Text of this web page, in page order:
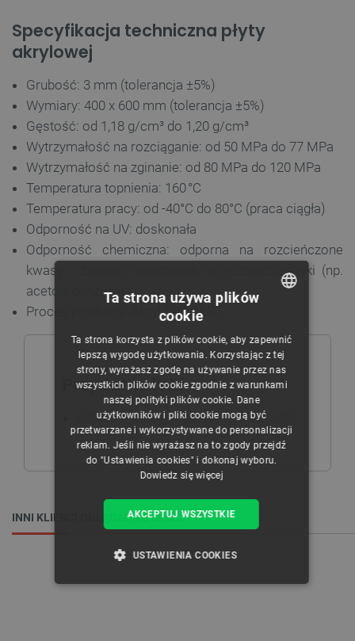
Specyfikacja techniczna płyty
akrylowej
Grubość: 3 mm (tolerancja ±5%)
Wymiary: 400 x 600 mm (tolerancja ±5%)
Gęstość: od 1,18 g/cm³ do 1,20 g/cm³
Wytrzymałość na rozciąganie: od 50 MPa do 77 MPa
Wytrzymałość na zginanie: od 80 MPa do 120 MPa
Temperatura topnienia: 160 °C
Temperatura pracy: od -40°C do 80°C (praca ciągła)
Odporność na UV: doskonała
Odporność chemiczna: odporna na rozcieńczone
kwasy i zasady; nieodporna na rozpuszczalniki (np.
aceton, benzyna)
Proces produkcji: Akryl Cell CAST
Przydatne linki
Grawerowanie laserowe - co to jest?
INNI KLIENCI OGLĄDALI RÓWNIEŻ:
CZECH
ENGLISH
GERMAN
Ta strona używa plików
cookie
Ta strona korzysta z plików cookie, aby zapewnić
lepszą wygodę użytkowania. Korzystając z tej
strony, wyrażasz zgodę na używanie przez nas
wszystkich plików cookie zgodnie z warunkami
naszej polityki plików cookie. Dane
użytkowników i pliki cookie mogą być
przetwarzane i wykorzystywane do personalizacji
reklam. Jeśli nie wyrażasz na to zgody przejdź
do "Ustawienia cookies" i dokonaj wyboru.
Dowiedz się więcej
AKCEPTUJ WSZYSTKIE
USTAWIENIA COOKIES